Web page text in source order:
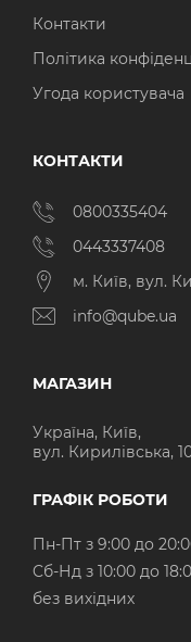
Контакти
Політика
Угода користувача
КОНТАКТИ
0800335404
0443337408
м. Київ, вул.
info@qube.ua
МАГАЗИН
Україна, Київ,
вул. Кирилівська,
ГРАФІК РОБОТИ
Пн-Пт з 9:00 до
Cб-Нд з 10:00 до
без вихідних